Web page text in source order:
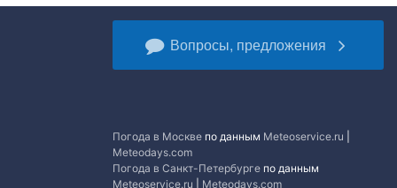
Вопросы, предложения
Погода в Москве по данным Meteoservice.ru
Meteodays.com
Погода в Санкт-Петербурге по данным
Meteoservice.ru
Meteodays.com